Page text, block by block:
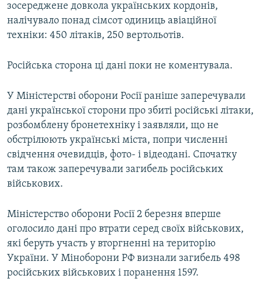
зосереджене довкола українських кордонів,
налічувало понад сімсот одиниць авіаційної
техніки: 450 літаків, 250 вертольотів.
Російська сторона ці дані поки не коментувала.
У Міністерстві оборони Росії раніше заперечували
дані української сторони про збиті російські літаки,
розбомблену бронетехніку і заявляли, що не
обстрілюють українські міста, попри численні
свідчення очевидців, фото- і відеодані. Спочатку
там також заперечували загибель російських
військових.
Міністерство оборони Росії 2 березня вперше
оголосило дані про втрати серед своїх військових,
які беруть участь у вторгненні на територію
України. У Міноборони РФ визнали загибель 498
російських військових і поранення 1597.